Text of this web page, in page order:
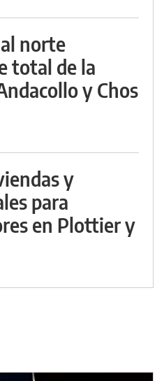
norte
total de la
y Chos
y
para
en Plottier y